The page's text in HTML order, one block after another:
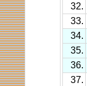
32.
33.
34.
35.
36.
37.